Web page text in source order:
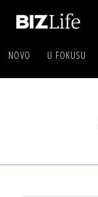
NOVO U FOKUSU